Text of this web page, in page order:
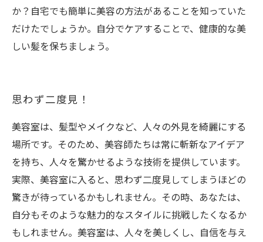
か？自宅でも簡単に美容の方法があることを知っていた
だけたでしょうか。自分でケアすることで、健康的な美
しい髪を保ちましょう。
思わず二度見！
美容室は、髪型やメイクなど、人々の外見を綺麗にする
場所です。そのため、美容師たちは常に斬新なアイデア
を持ち、人々を驚かせるような技術を提供しています。
実際、美容室に入ると、思わず二度見してしまうほどの
驚きが待っているかもしれません。その時、あなたは、
自分もそのような魅力的なスタイルに挑戦したくなるか
もしれません。美容室は、人々を美しくし、自信を与え